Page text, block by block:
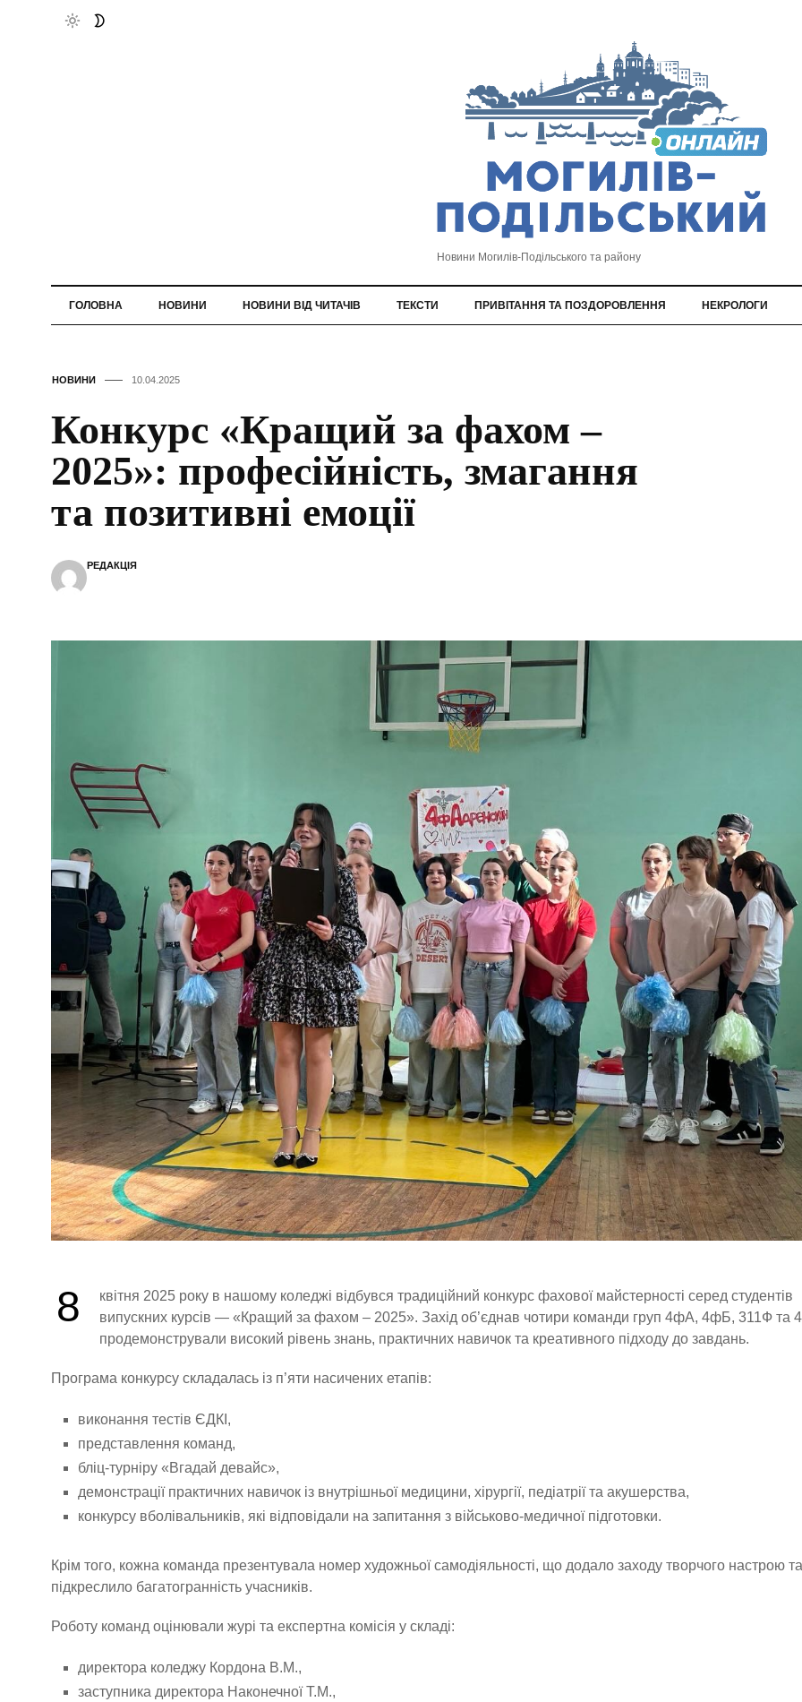
Новини Могилів-Подільського та району
ГОЛОВНА НОВИНИ НОВИНИ ВІД ЧИТАЧІВ ТЕКСТИ ПРИВІТАННЯ ТА ПОЗДОРОВЛЕННЯ НЕКРОЛОГИ
НОВИНИ 10.04.2025
Конкурс «Кращий за фахом –
2025»: професійність, змагання
та позитивні емоції
РЕДАКЦІЯ
8
квітня 2025 року в нашому коледжі відбувся традиційний конкурс фахової майстерності серед студентів
випускних курсів — «Кращий за фахом – 2025». Захід об’єднав чотири команди груп 4фА, 4фБ, 311Ф та
продемонстрували високий рівень знань, практичних навичок та креативного підходу до завдань.
Програма конкурсу складалась із п’яти насичених етапів:
виконання тестів ЄДКІ,
представлення команд,
бліц-турніру «Вгадай девайс»,
демонстрації практичних навичок із внутрішньої медицини, хірургії, педіатрії та акушерства,
конкурсу вболівальників, які відповідали на запитання з військово-медичної підготовки.
Крім того, кожна команда презентувала номер художньої самодіяльності, що додало заходу творчого настрою та
підкреслило багатогранність учасників.
Роботу команд оцінювали журі та експертна комісія у складі:
директора коледжу Кордона В.М.,
заступника директора Наконечної Т.М.,